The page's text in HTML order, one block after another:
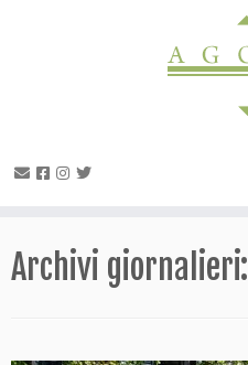
Archivi giornalieri: